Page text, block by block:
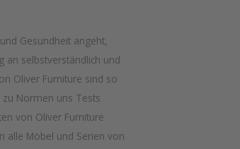
Gesundheit angeht,
an selbstverständlich und
Oliver Furniture sind so
Normen uns Tests
von Oliver Furniture
alle Möbel und Serien von